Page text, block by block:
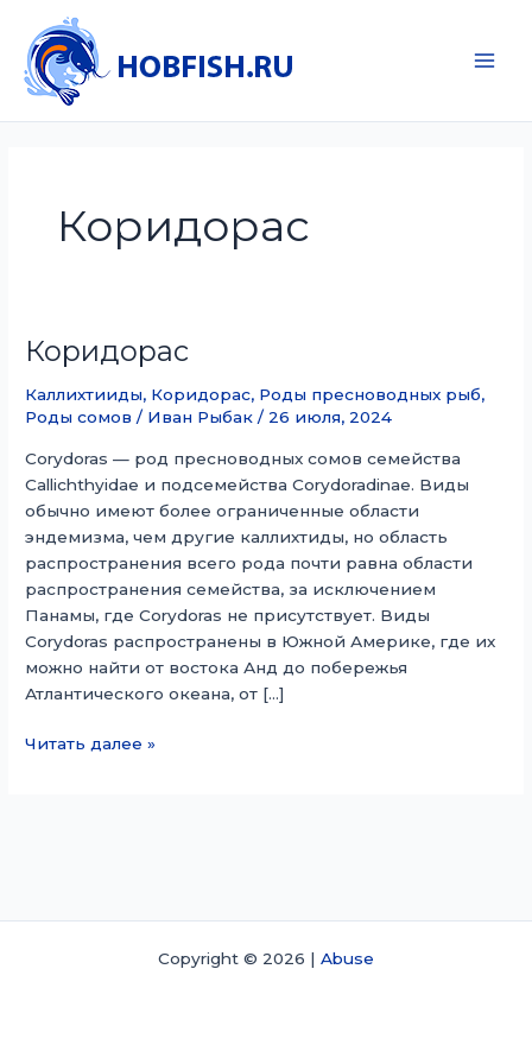
содержимому
Коридорас
Коридорас
Каллихтииды, Коридорас, Роды пресноводных рыб,
Роды сомов / Иван Рыбак/ 26 июля, 2024
Corydoras — род пресноводных сомов семейства
Callichthyidae и подсемейства Corydoradinae. Виды
обычно имеют более ограниченные области
эндемизма, чем другие каллихтиды, но область
распространения всего рода почти равна области
распространения семейства, за исключением
Панамы, где Corydoras не присутствует. Виды
Corydoras распространены в Южной Америке, где их
можно найти от востока Анд до побережья
Атлантического океана, от […]
Коридорас
Читать далее »
Copyright © 2026 | Abuse